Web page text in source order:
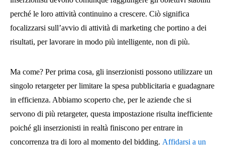
perché le loro attività continuino a crescere. Ciò significa
focalizzarsi sull’avvio di attività di marketing che portino a dei
risultati, per lavorare in modo più intelligente, non di più.
Ma come? Per prima cosa, gli inserzionisti possono utilizzare un
singolo retargeter per limitare la spesa pubblicitaria e guadagnare
in efficienza. Abbiamo scoperto che, per le aziende che si
servono di più retargeter, questa impostazione risulta inefficiente
poiché gli inserzionisti in realtà finiscono per entrare in
concorrenza tra di loro al momento del bidding. Affidarsi a un